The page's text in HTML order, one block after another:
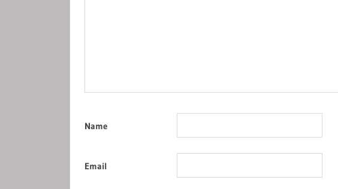
Name
Email